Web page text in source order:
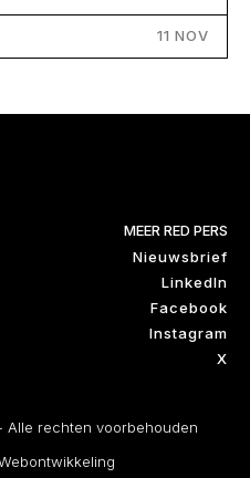
11 NOV
MEER RED PERS
Nieuwsbrief
LinkedIn
Facebook
Instagram
X
rechten voorbehouden